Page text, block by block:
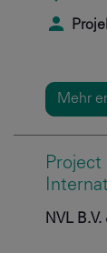
Mehr
NVL B.V.